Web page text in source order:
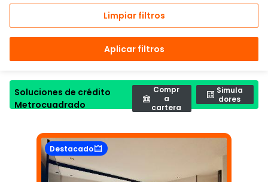
Limpiar filtros
Aplicar filtros
Soluciones de crédito
Metrocuadrado
Compr
a
cartera
Simula
dores
Destacado